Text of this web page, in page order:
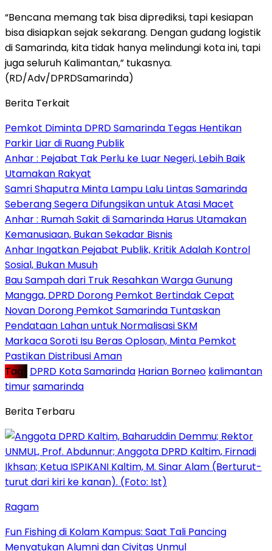
“Bencana memang tak bisa diprediksi, tapi kesiapan
bisa disiapkan sejak sekarang. Dengan gudang logistik
di Samarinda, kita tidak hanya melindungi kota ini, tapi
juga seluruh Kalimantan,” tukasnya.
(RD/Adv/DPRDSamarinda)
Berita Terkait
Pemkot Diminta DPRD Samarinda Tegas Hentikan
Parkir Liar di Ruang Publik
Anhar : Pejabat Tak Perlu ke Luar Negeri, Lebih Baik
Utamakan Rakyat
Samri Shaputra Minta Lampu Lalu Lintas Samarinda
Seberang Segera Difungsikan untuk Atasi Macet
Anhar : Rumah Sakit di Samarinda Harus Utamakan
Kemanusiaan, Bukan Sekadar Bisnis
Anhar Ingatkan Pejabat Publik, Kritik Adalah Kontrol
Sosial, Bukan Musuh
Bau Sampah dari Truk Resahkan Warga Gunung
Mangga, DPRD Dorong Pemkot Bertindak Cepat
Novan Dorong Pemkot Samarinda Tuntaskan
Pendataan Lahan untuk Normalisasi SKM
Markaca Soroti Isu Beras Oplosan, Minta Pemkot
Pastikan Distribusi Aman
Tag : DPRD Kota Samarinda Harian Borneo kalimantan
timursamarinda
Berita Terbaru
Ragam
Fun Fishing di Kolam Kampus: Saat Tali Pancing
Menyatukan Alumni dan Civitas Unmul